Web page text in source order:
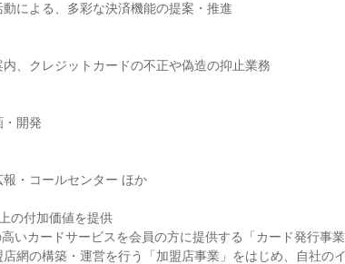
による、多彩な決済機能の提案・推進
、クレジットカードの不正や偽造の抑止業務
開発
・コールセンター ほか
の付加価値を提供
いカードサービスを会員の方に提供する「カード発行事
網の構築・運営を行う「加盟店事業」をはじめ、自社の